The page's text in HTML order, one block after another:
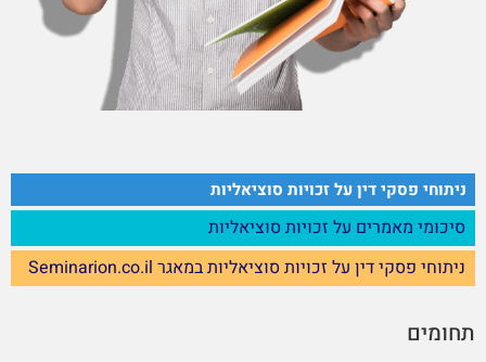
ניתוחי פסקי דין על זכויות סוציאליות
סיכומי מאמרים על זכויות סוציאליות
ניתוחי פסקי דין על זכויות סוציאליות במאגר Seminarion.co.il
תחומים